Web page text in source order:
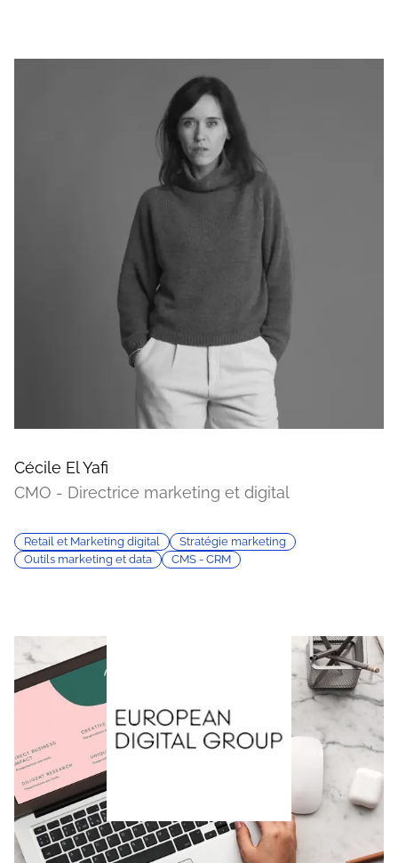
Cécile El Yafi
CMO - Directrice marketing et digital
Retail et Marketing digital
Stratégie marketing
Outils marketing et data
CMS - CRM